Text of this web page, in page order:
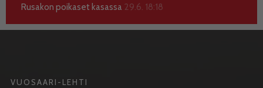
Rusakon poikaset kasassa 29.6. 18:18
VUOSAARI-LEHTI